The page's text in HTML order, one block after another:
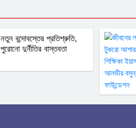
নতুন বন্দোবস্তের প্রতিশ্রুতি,
পুরোনো দুর্নীতির বাস্তবতা